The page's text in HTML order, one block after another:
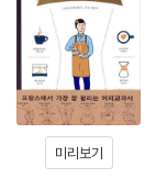
미리보기